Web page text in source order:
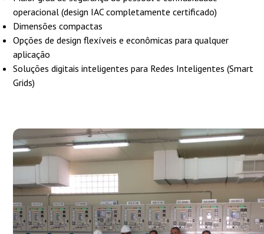
operacional (design IAC completamente certificado)
Dimensões compactas
Opções de design flexíveis e econômicas para qualquer
aplicação
Soluções digitais inteligentes para Redes Inteligentes (Smart
Grids)